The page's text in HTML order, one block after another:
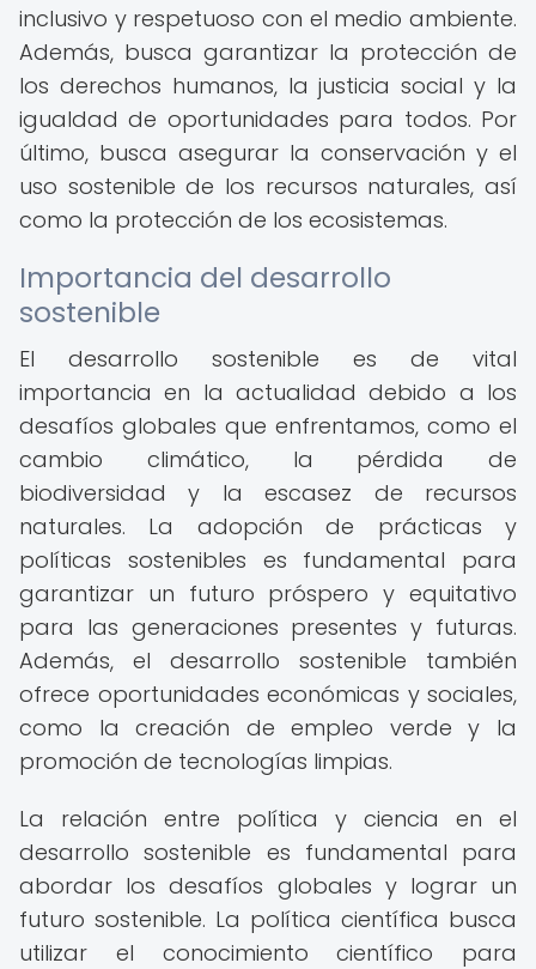
inclusivo y respetuoso con el medio ambiente.
Además, busca garantizar la protección de
los derechos humanos, la justicia social y la
igualdad de oportunidades para todos. Por
último, busca asegurar la conservación y el
uso sostenible de los recursos naturales, así
como la protección de los ecosistemas.
Importancia del desarrollo
sostenible
El desarrollo sostenible es de vital
importancia en la actualidad debido a los
desafíos globales que enfrentamos, como el
cambio climático, la pérdida de
biodiversidad y la escasez de recursos
naturales. La adopción de prácticas y
políticas sostenibles es fundamental para
garantizar un futuro próspero y equitativo
para las generaciones presentes y futuras.
Además, el desarrollo sostenible también
ofrece oportunidades económicas y sociales,
como la creación de empleo verde y la
promoción de tecnologías limpias.
La relación entre política y ciencia en el
desarrollo sostenible es fundamental para
abordar los desafíos globales y lograr un
futuro sostenible. La política científica busca
utilizar el conocimiento científico para